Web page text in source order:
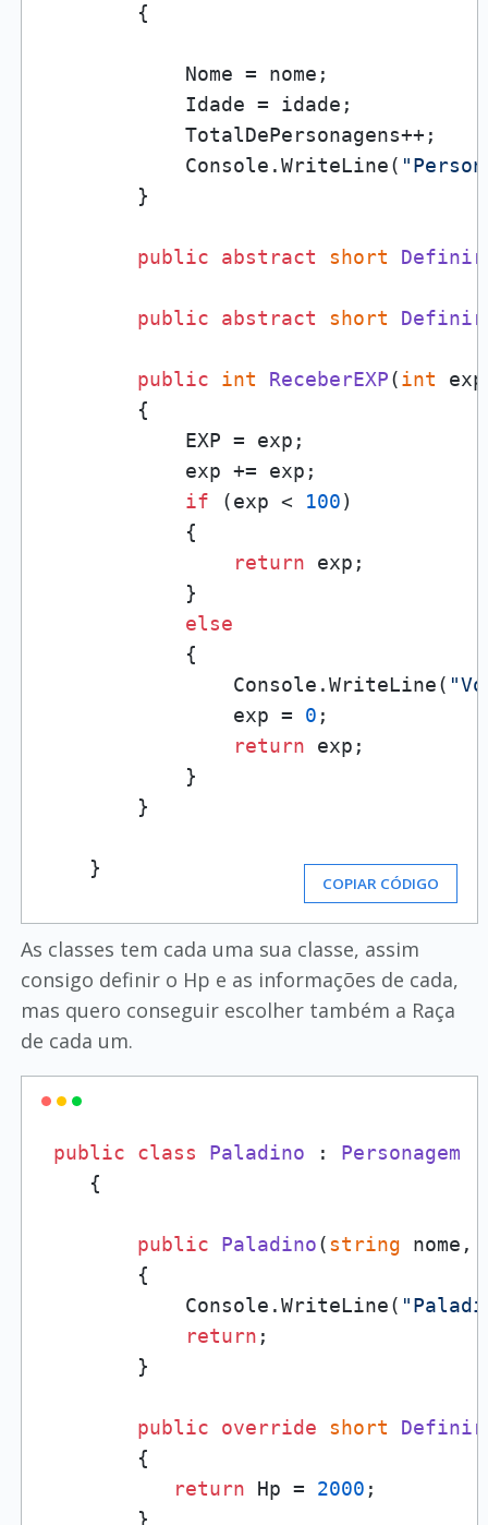
        {
            Nome = nome;
            Idade = idade;
            TotalDePersonagens++;
            Console.WriteLine(
        }
public abstract short
public abstract short
public int ReceberEXP(int exp
        {
            EXP = exp;
            exp += exp;
if (exp < 100)
            {
return exp;
            }
else
            {
                Console.WriteLine(
                exp =
0 ;
return exp;
            }
        }
    }
COPIAR CÓDIGO
As classes tem cada uma sua classe, assim
consigo definir o Hp e as informações de cada,
mas quero conseguir escolher também a Raça
de cada um.
public class Paladino : Personagem
    {
public Paladino(string nome,
        {
            Console.WriteLine(
return ;
        }
public override short
        {
return Hp = 2000 ;
        }